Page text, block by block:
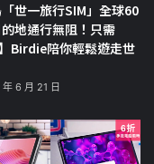
世一旅行SIM」全球60
地通行無阻！只需
】Birdie陪你輕鬆遊走世
6 月 21 日